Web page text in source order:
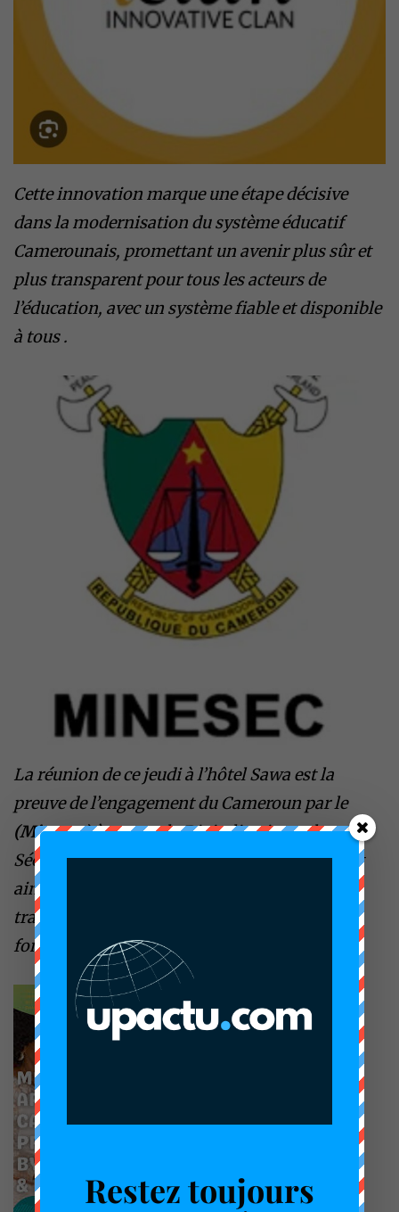
Cette innovation marque une étape décisive
dans la modernisation du système éducatif
Camerounais, promettant un avenir plus sûr et
plus transparent pour tous les acteurs de
l’éducation, avec un système fiable et disponible
à tous .
La réunion de ce jeudi à l’hôtel Sawa est la
preuve de l’engagement du Cameroun par le
(Minesec)à travers la Digitalisation et la
Sécurisation du système éducatif, en assurant
ainsi un meilleur suivi et une plus grande
transparence dans la gestion des élèves et des
fonds scolaires.
Restez toujours